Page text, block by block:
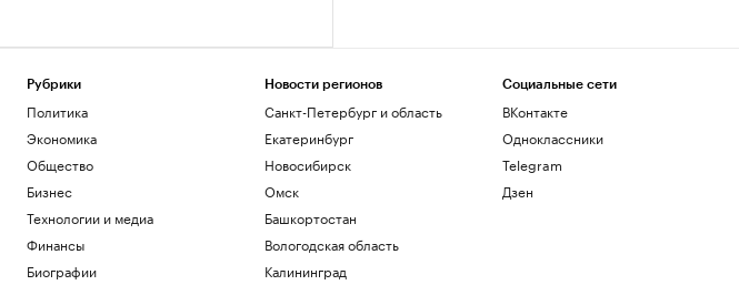
Рубрики
Политика
Экономика
Общество
Бизнес
Технологии и медиа
Финансы
Биографии
Новости регионов
Санкт-Петербург и область
Екатеринбург
Новосибирск
Омск
Башкортостан
Вологодская область
Калининград
Социальные сети
ВКонтакте
Одноклассники
Telegram
Дзен